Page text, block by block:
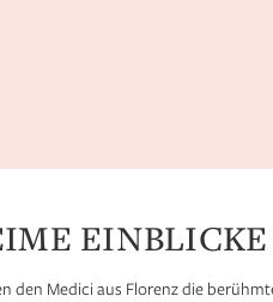
EINBLICKE
den Medici aus Florenz die